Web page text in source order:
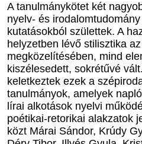
A tanulmánykötet két
nyelv- és
kutatásokból születtek. A
helyzetben lévő stilisztika
megközelítésében, mind
kiszélesedett, sokrétűvé
keletkeztek ezek a
tanulmányok, amelyek
lírai alkotások nyelvi
poétikai-retorikai alakzatok
közt Márai Sándor, Krúdy